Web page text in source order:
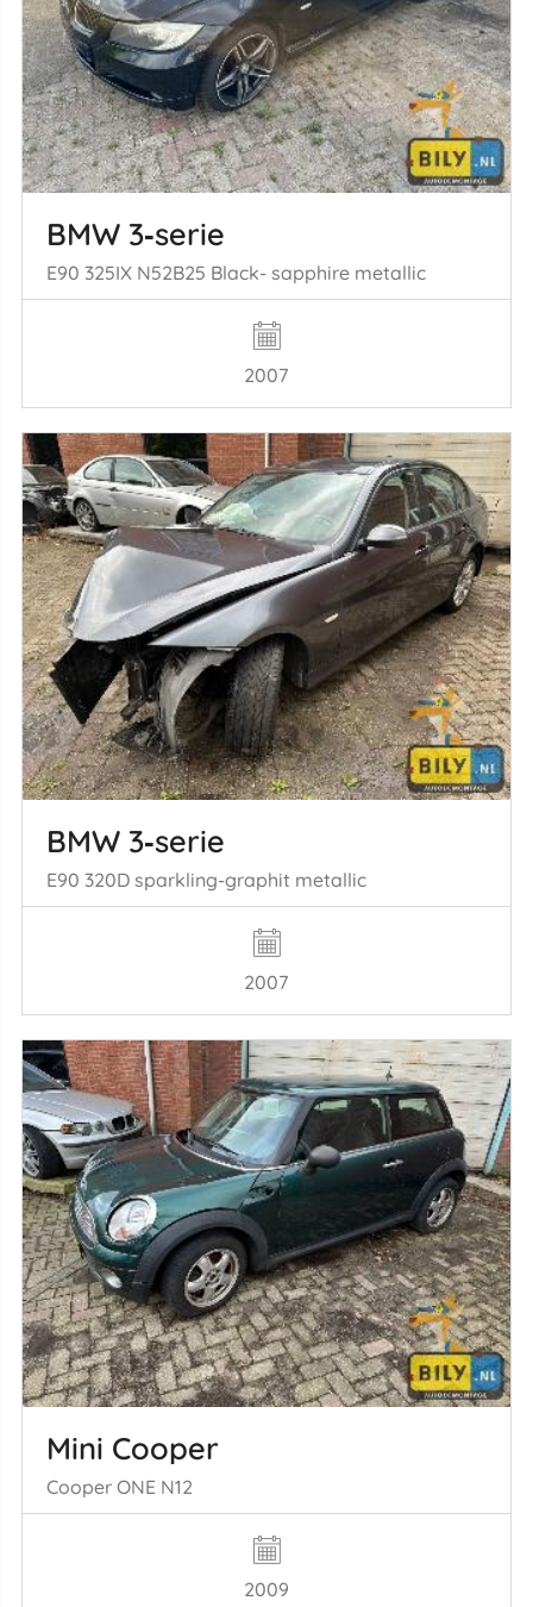
BMW 3‑serie
E90 325IX N52B25 Black- sapphire metallic
2007
BMW 3‑serie
E90 320D sparkling-graphit metallic
2007
Mini Cooper
Cooper ONE N12
2009